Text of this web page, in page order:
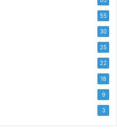
55
30
25
22
18
9
3